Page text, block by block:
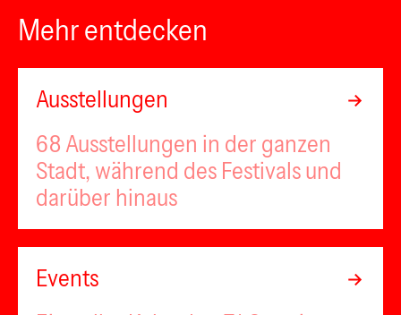
Mehr entdecken
Ausstellungen
68 Ausstellungen in der ganzen
Stadt, während des Festivals und
darüber hinaus
Events